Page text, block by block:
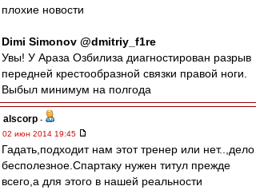
плохие новости
Dimi Simonov ‏@dmitriy_f1re
Увы! У Араза Озбилиза диагностирован разрыв
передней крестообразной связки правой ноги.
Выбыл минимум на полгода
alscorp -
02 июн 2014 19:45
Гадать,подходит нам этот тренер или нет..,дело
бесполезное.Спартаку нужен титул прежде
всего,а для этого в нашей реальности